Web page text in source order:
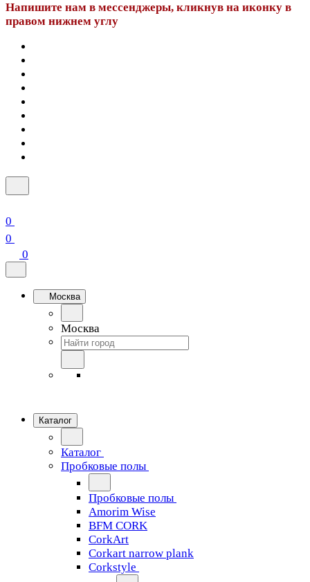
Напишите нам в мессенджеры, кликнув на иконку в
правом нижнем углу
0
0
0
Москва
Москва
Каталог
Каталог
Пробковые полы
Пробковые полы
Amorim Wise
BFM CORK
CorkArt
Corkart narrow plank
Corkstyle